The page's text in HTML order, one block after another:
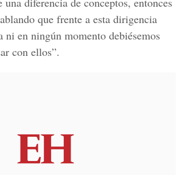
que frente a esta dirigencia
ni en ningún momento debiésemos
con ellos”.